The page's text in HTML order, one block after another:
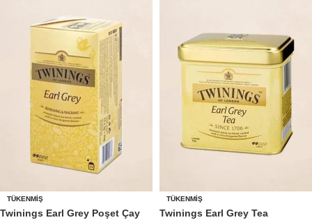
TÜKENMIŞ
Twinings Earl Grey Poşet Çay
TÜKENMIŞ
Twinings Earl Grey Tea